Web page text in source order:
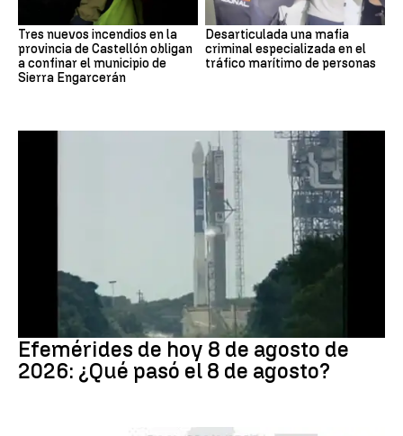
Tres nuevos incendios en la
provincia de Castellón obligan
a confinar el municipio de
Sierra Engarcerán
Desarticulada una mafia
criminal especializada en el
tráfico marítimo de personas
Efemérides de hoy 8 de agosto de
2026: ¿Qué pasó el 8 de agosto?